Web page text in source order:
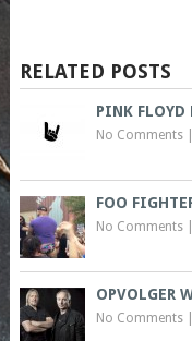
RELATED POSTS
PINK FLOYD
No Comments|
FOO
No Comments|
OPVOLGER
No Comments|